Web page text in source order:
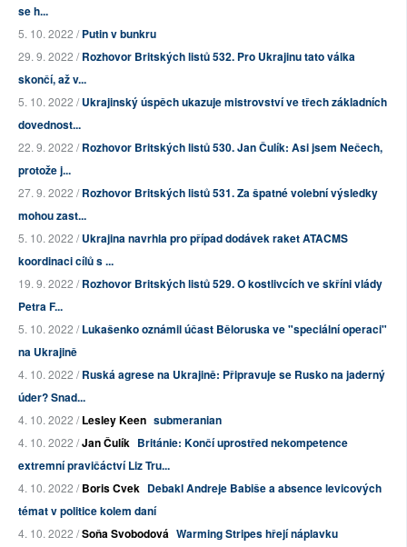
se h...
5. 10. 2022 /Putin v bunkru
29. 9. 2022 /Rozhovor Britských listů 532. Pro Ukrajinu tato válka
skončí, až v...
5. 10. 2022 /Ukrajinský úspěch ukazuje mistrovství ve třech základních
dovednost...
22. 9. 2022 /Rozhovor Britských listů 530. Jan Čulík: Asi jsem Nečech,
protože j...
27. 9. 2022 /Rozhovor Britských listů 531. Za špatné volební výsledky
mohou zast...
5. 10. 2022 /Ukrajina navrhla pro případ dodávek raket ATACMS
koordinaci cílů s ...
19. 9. 2022 /Rozhovor Britských listů 529. O kostlivcích ve skříni vlády
Petra F...
5. 10. 2022 /Lukašenko oznámil účast Běloruska ve "speciální operaci"
na Ukrajině
4. 10. 2022 /Ruská agrese na Ukrajině: Připravuje se Rusko na jaderný
úder? Snad...
4. 10. 2022 /Lesley Keen submeranian
4. 10. 2022 /Jan Čulík Británie: Končí uprostřed nekompetence
extremní pravičáctví Liz Tru...
4. 10. 2022 /Boris Cvek Debakl Andreje Babiše a absence levicových
témat v politice kolem daní
4. 10. 2022 /Soňa Svobodová Warming Stripes hřejí náplavku